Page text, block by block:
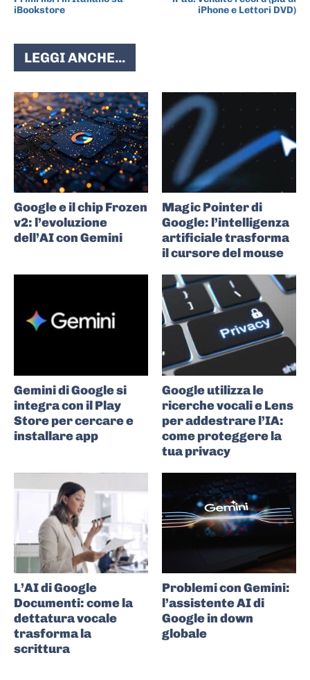
iBookstore
iPhone e Lettori DVD)
LEGGI ANCHE...
Google e il chip Frozen
v2: l’evoluzione
dell’AI con Gemini
Magic Pointer di
Google: l’intelligenza
artificiale trasforma
il cursore del mouse
Gemini di Google si
integra con il Play
Store per cercare e
installare app
Google utilizza le
ricerche vocali e Lens
per addestrare l’IA:
come proteggere la
tua privacy
L’AI di Google
Documenti: come la
dettatura vocale
trasforma la
scrittura
Problemi con Gemini:
l’assistente AI di
Google in down
globale